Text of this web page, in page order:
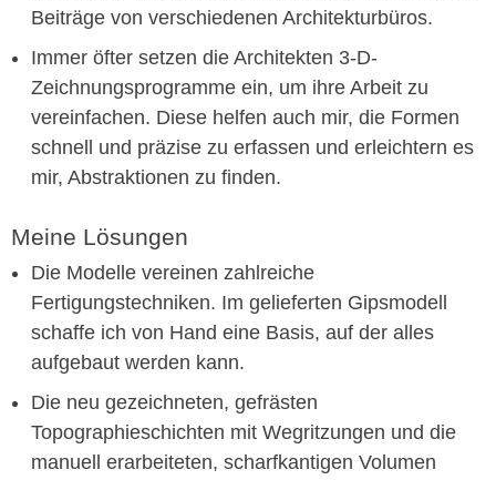
Beiträge von verschiedenen Architekturbüros.
Immer öfter setzen die Architekten 3-D-
Zeichnungsprogramme ein, um ihre Arbeit zu
vereinfachen. Diese helfen auch mir, die Formen
schnell und präzise zu erfassen und erleichtern es
mir, Abstraktionen zu finden.
Meine Lösungen
Die Modelle vereinen zahlreiche
Fertigungstechniken. Im gelieferten Gipsmodell
schaffe ich von Hand eine Basis, auf der alles
aufgebaut werden kann.
Die neu gezeichneten, gefrästen
Topographieschichten mit Wegritzungen und die
manuell erarbeiteten, scharfkantigen Volumen